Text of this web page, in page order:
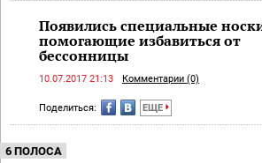
Появились специальные
помогающие избавиться от
бессонницы
10.07.2017 21:13 Комментарии (0)
Поделиться: ЕЩЕ
6 ПОЛОСА